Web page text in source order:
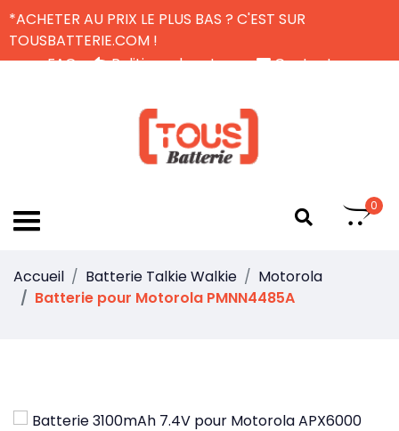
*ACHETER AU PRIX LE PLUS BAS ? C'EST SUR
TOUSBATTERIE.COM !
FAQ
Politique de retour
Contactez-nous
0
Accueil Batterie Talkie Walkie
Motorola
Batterie pour Motorola PMNN4485A